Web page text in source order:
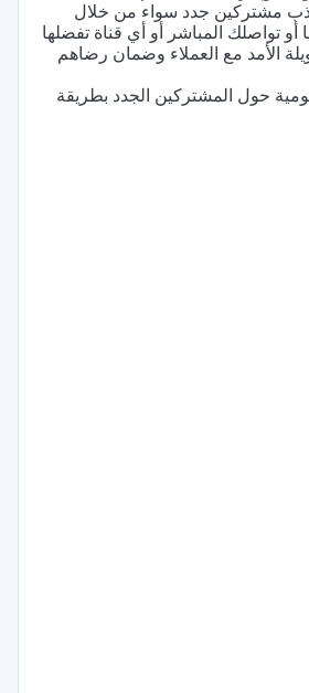
مشتركين جدد سواء من خلال
أو تواصلك المباشر أو أي قناة تفضلها
الأمد مع العملاء وضمان رضاهم
حول المشتركين الجدد بطريقة